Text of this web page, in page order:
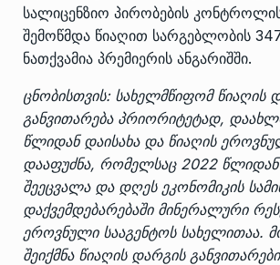
სალიცენზიო პირობების
შემოწმდა წიაღით სარგებლობის
ნათქვამია პრემიერის ანგარიშში.
ცნობისთვის: სახელმწიფომ წიაღის
განვითარება პრიორიტეტად,
წლიდან დაისახა და წიაღის
დააფუძნა, რომელსაც 2022
შეეცვალა და დღეს ეკონომიკის
დაქვემდებარებაში მინერალური
ეროვნული სააგენტოს სახელითაა.
შეიქმნა წიაღის დარგის